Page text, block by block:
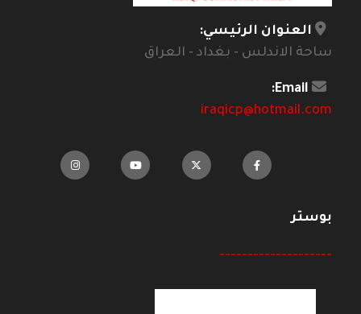
العنوان الرئيسي:
ساحة الاندلس - بغداد - العراق
Email:
iraqicp@hotmail.com
بوستر
--------------------